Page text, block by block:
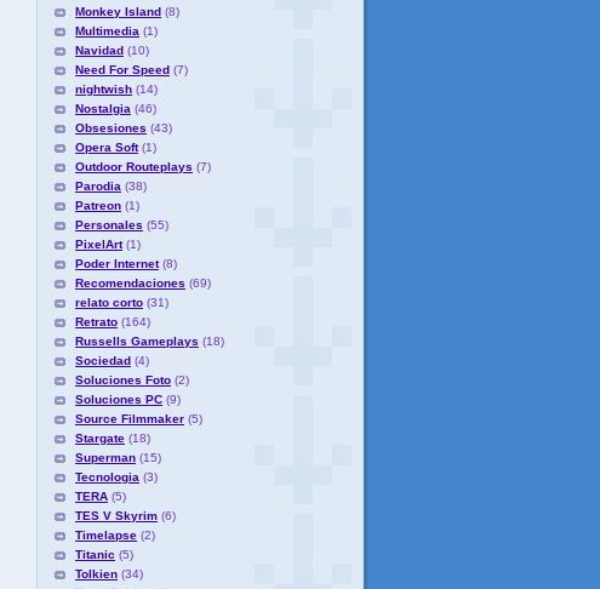
Monkey Island (8)
Multimedia (1)
Navidad (10)
Need For Speed (7)
nightwish (14)
Nostalgia (46)
Obsesiones (43)
Opera Soft (1)
Outdoor Routeplays (7)
Parodia (38)
Patreon (1)
Personales (55)
PixelArt (1)
Poder Internet (8)
Recomendaciones (69)
relato corto (31)
Retrato (164)
Russells Gameplays (18)
Sociedad (4)
Soluciones Foto (2)
Soluciones PC (9)
Source Filmmaker (5)
Stargate (18)
Superman (15)
Tecnologia (3)
TERA (5)
TES V Skyrim (6)
Timelapse (2)
Titanic (5)
Tolkien (34)